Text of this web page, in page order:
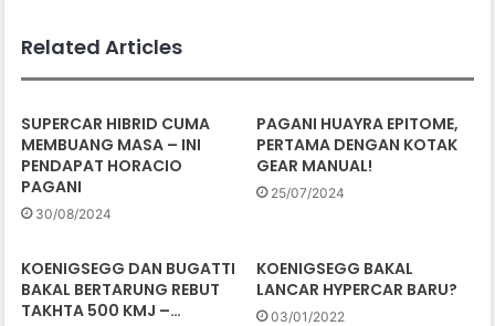
Related Articles
SUPERCAR HIBRID CUMA
MEMBUANG MASA – INI
PENDAPAT HORACIO
PAGANI
30/08/2024
PAGANI HUAYRA EPITOME,
PERTAMA DENGAN KOTAK
GEAR MANUAL!
25/07/2024
KOENIGSEGG DAN BUGATTI
BAKAL BERTARUNG REBUT
TAKHTA 500 KMJ –…
KOENIGSEGG BAKAL
LANCAR HYPERCAR BARU?
03/01/2022